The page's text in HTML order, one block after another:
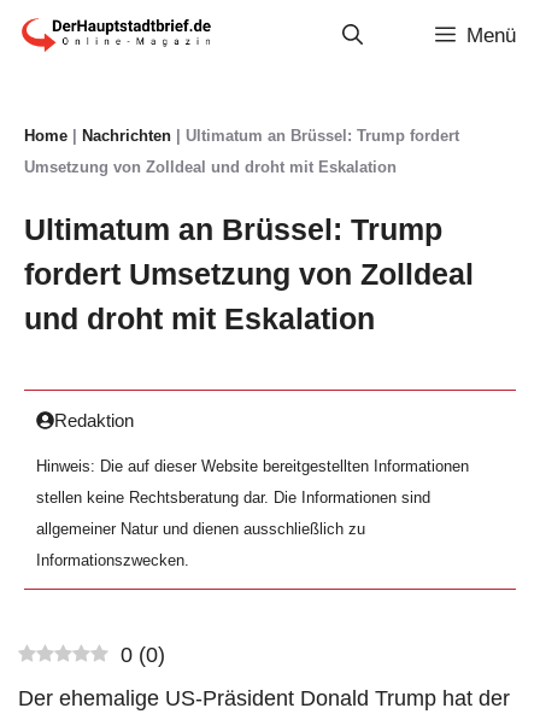
Zum
Menü
Home Nachrichten
Ultimatum an Brüssel: Trump fordert
Umsetzung von Zolldeal und droht mit Eskalation
Ultimatum an Brüssel: Trump
fordert Umsetzung von Zolldeal
und droht mit Eskalation
Redaktion
Hinweis: Die auf dieser Website bereitgestellten Informationen
stellen keine Rechtsberatung dar. Die Informationen sind
allgemeiner Natur und dienen ausschließlich zu
Informationszwecken.
0 (0)
Der ehemalige US-Präsident Donald Trump hat der